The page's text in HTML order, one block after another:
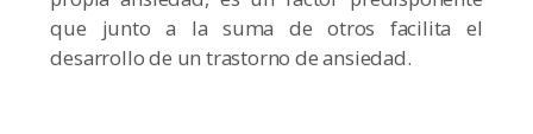
que junto a la suma de otros facilita el
desarrollo de un trastorno de ansiedad.